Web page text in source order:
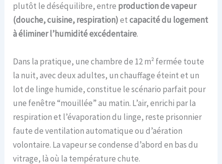
plutôt le déséquilibre, entre production de vapeur
(douche, cuisine, respiration)etcapacité du logement
à éliminer l’humidité excédentaire.
Dans la pratique, une chambre de 12 m² fermée toute
la nuit, avec deux adultes, un chauffage éteint et un
lot de linge humide, constitue le scénario parfait pour
une fenêtre “mouillée” au matin. L’air, enrichi par la
respiration et l’évaporation du linge, reste prisonnier
faute de ventilation automatique ou d’aération
volontaire. La vapeur se condense d’abord en bas du
vitrage, là où la température chute.